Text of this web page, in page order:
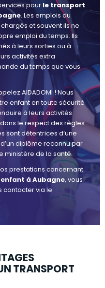
pour le transport
. Les emplois du
et souvent ils ne
emploi du temps. Ils
à leurs sorties ou à
activités extra
du temps que vous
AIDADOMI ! Nous
enfant en toute sécurité
à leurs activités
le respect des règles
sont détentrices d’une
diplôme reconnu par
ministère de la santé.
prestations concernant
à Aubagne, vous
contacter via le
TRANSPORT